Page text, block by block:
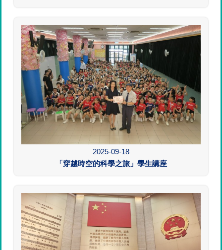
2025-09-18
「穿越時空的科學之旅」學生講座